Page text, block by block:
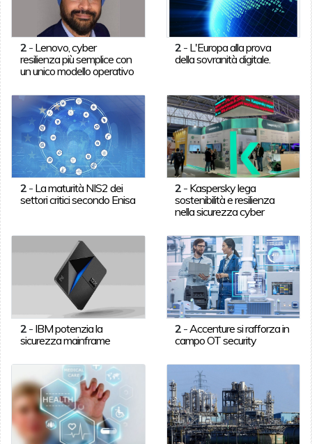
2- Lenovo, cyber
resilienza più semplice con
un unico modello operativo
2 - L'Europa alla prova
della sovranità digitale.
2- La maturità NIS2 dei
settori critici secondo Enisa
2 - Kaspersky lega
sostenibilità e resilienza
nella sicurezza cyber
2- IBM potenzia la
sicurezza mainframe
2 -Accenture si rafforza in
campo OT security